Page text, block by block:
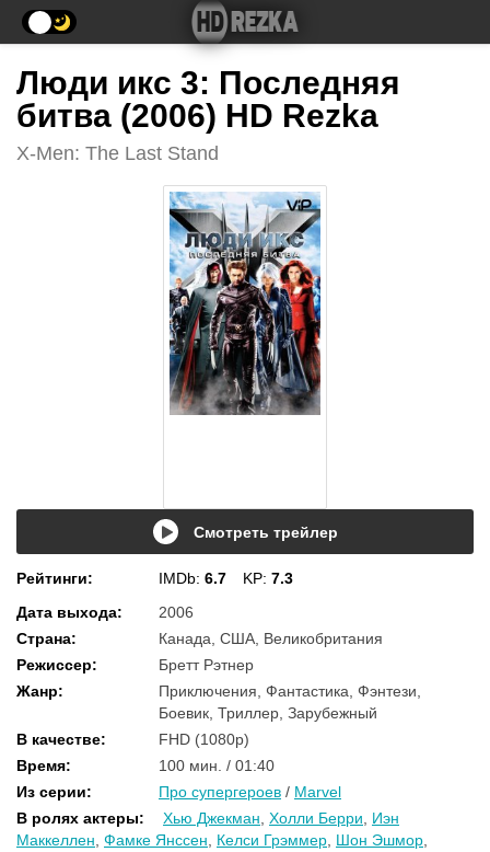
Люди икс 3: Последняя
битва (2006) HD Rezka
X-Men: The Last Stand
Смотреть трейлер
Рейтинги: IMDb: 6.7 KP: 7.3
Дата выхода:
2006
Страна:
Канада, США, Великобритания
Режиссер:
Бретт Рэтнер
Жанр:
Приключения, Фантастика, Фэнтези,
Боевик, Триллер, Зарубежный
В качестве:
FHD (1080p)
Время:
100 мин. / 01:40
Из серии: Про супергероев / Marvel
В ролях актеры: Хью Джекман Холли Берри
Иэн
Маккеллен Фамке Янссен Келси Грэммер Шон Эшмор